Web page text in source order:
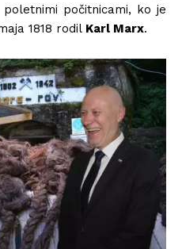
počitnicami, ko je
1818 rodil Karl Marx.